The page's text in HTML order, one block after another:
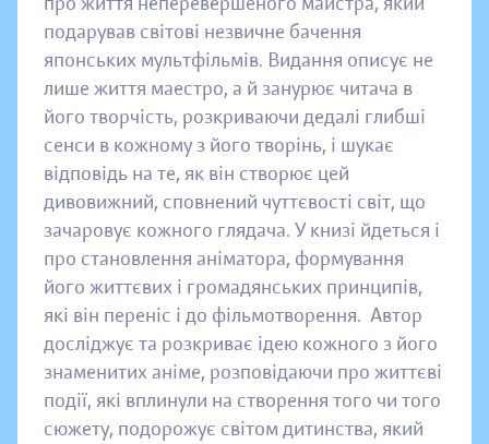
подарував світові незвичне бачення
японських мультфільмів. Видання описує не
лише життя маестро, а й занурює читача в
його творчість, розкриваючи дедалі глибші
сенси в кожному з його творінь, і шукає
відповідь на те, як він створює цей
дивовижний, сповнений чуттєвості світ, що
зачаровує кожного глядача. У книзі йдеться і
про становлення аніматора, формування
його життєвих і громадянських принципів,
які він переніс і до фільмотворення. Автор
досліджує та розкриває ідею кожного з його
знаменитих аніме, розповідаючи про життєві
події, які вплинули на створення того чи того
сюжету, подорожує світом дитинства, який